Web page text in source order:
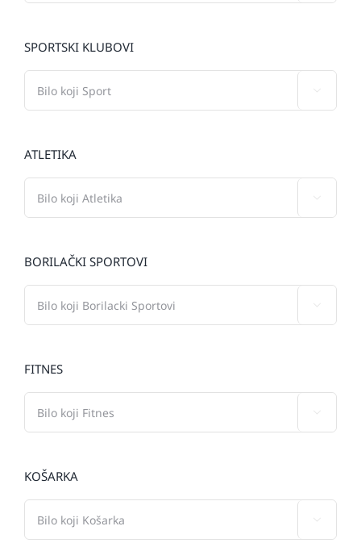
SPORTSKI KLUBOVI
ATLETIKA
BORILAČKI SPORTOVI
FITNES
KOŠARKA